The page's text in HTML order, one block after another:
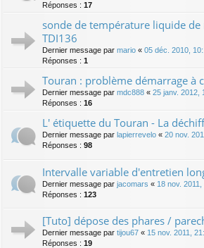
Réponses : 17
sonde de température liquide
TDI136
Dernier message par mario « 05 déc. 2010,
Réponses : 1
Touran : problème démarrage à
Dernier message par mdc888 « 25 janv. 2012,
Réponses : 16
L' étiquette du Touran - La
Dernier message par lapierrevelo « 20 nov.
Réponses : 98
Intervalle variable d'entretien
Dernier message par jacomars « 18 nov. 2011,
Réponses : 123
[Tuto] dépose des phares /
Dernier message par tijou67 « 15 nov. 2011,
Réponses : 19